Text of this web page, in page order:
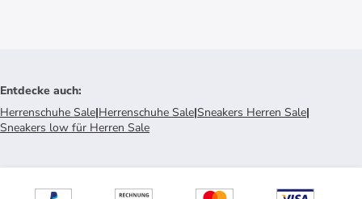
Entdecke auch:
Herrenschuhe Sale|Herrenschuhe Sale|Sneakers Herren Sale|
Sneakers low für Herren Sale